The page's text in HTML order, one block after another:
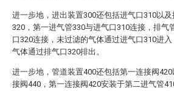
进一步地，进出装置300还包括进气口310以及
320，第一进气管330与进气口310连接，排气
口320连接，未过滤的气体通过进气口310进
气体通过排气口320排出。
进一步地，管道装置400还包括第一连接阀
接阀440，第一连接阀420安装于第二进气管